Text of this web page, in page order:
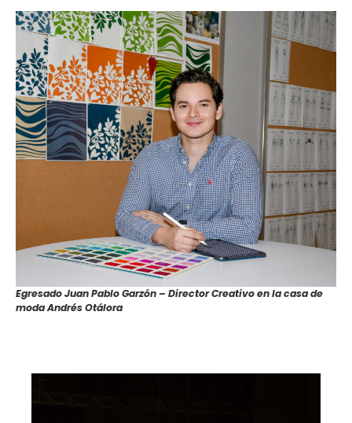
Egresado Juan Pablo Garzón – Director Creativo en la casa de
moda Andrés Otálora